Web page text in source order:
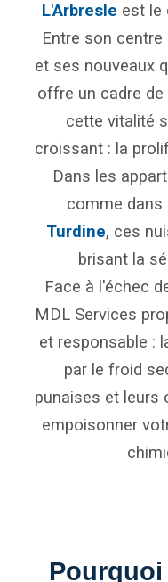
L'Arbresle est le
Entre son
et ses nouveaux
offre un cadre de
cette vitalité
croissant : la
Dans les
comme dans
Turdine, ces
brisant la
Face à l'échec
MDL Services
et responsable :
par le froid
punaises et
empoisonner